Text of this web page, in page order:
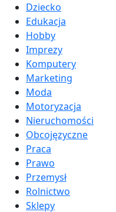
Dziecko
Edukacja
Hobby
Imprezy
Komputery
Marketing
Moda
Motoryzacja
Nieruchomości
Obcojęzyczne
Praca
Prawo
Przemysł
Rolnictwo
Sklepy